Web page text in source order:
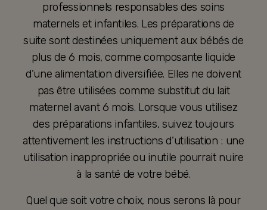
professionnels responsables des soins
maternels et infantiles. Les préparations de
suite sont destinées uniquement aux bébés de
plus de 6 mois, comme composante liquide
d’une alimentation diversifiée. Elles ne doivent
pas être utilisées comme substitut du lait
maternel avant 6 mois. Lorsque vous utilisez
des préparations infantiles, suivez toujours
attentivement les instructions d’utilisation : une
utilisation inappropriée ou inutile pourrait nuire
à la santé de votre bébé.
Quel que soit votre choix, nous serons là pour